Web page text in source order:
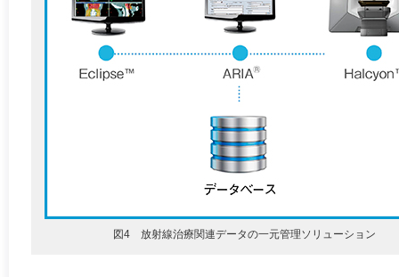
図4 放射線治療関連データの一元管理ソリューション